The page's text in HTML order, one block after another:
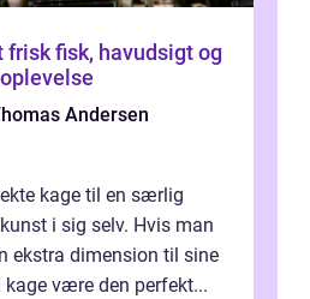
Andersen
kage til en særlig
i sig selv. Hvis man
ekstra dimension til sine
kage være den perfekt...